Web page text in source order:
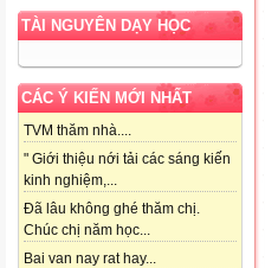
TÀI NGUYÊN DẠY HỌC
CÁC Ý KIẾN MỚI NHẤT
TVM thăm nhà....
" Giới thiệu nới tải các sáng kiến
kinh nghiệm,...
Đã lâu không ghé thăm chị.
Chúc chị năm học...
Bai van nay rat hay...